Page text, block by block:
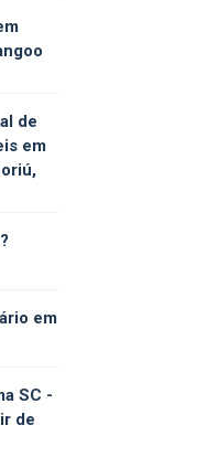
de
em
em
SC -
de